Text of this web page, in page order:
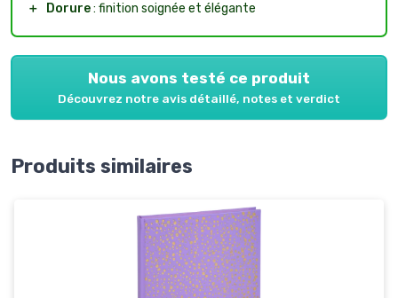
＋
Dorure: finition soignée et élégante
Nous avons testé ce produit
Découvrez notre avis détaillé, notes et verdict
Produits similaires